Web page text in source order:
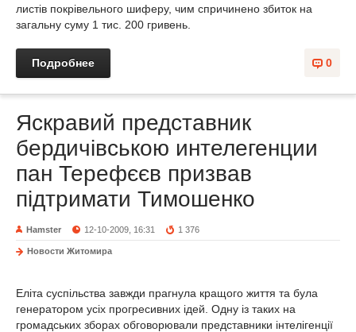
листів покрівельного шиферу, чим спричинено збиток на
загальну суму 1 тис. 200 гривень.
0
Подробнее
Яскравий представник
бердичівською интелегенции
пан Терефєєв призвав
підтримати Тимошенко
Hamster 12-10-2009, 16:31 1 376
Новости Житомира
Еліта суспільства завжди прагнула кращого життя та була
генератором усіх прогресивних ідей. Одну із таких на
громадських зборах обговорювали представники інтелігенції